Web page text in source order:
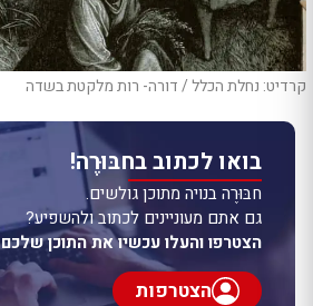
קרדיט: נחלת הכלל / דורה- רות מלקטת בשדה
בואו לכתוב בחבּוּרֶה!
חבּוּרֶה בנויה מתוכן גולשים.
גם אתם מעוניינים לכתוב ולהשפיע?
הצטרפו והעלו עכשיו את התוכן שלכם
הצטרפות